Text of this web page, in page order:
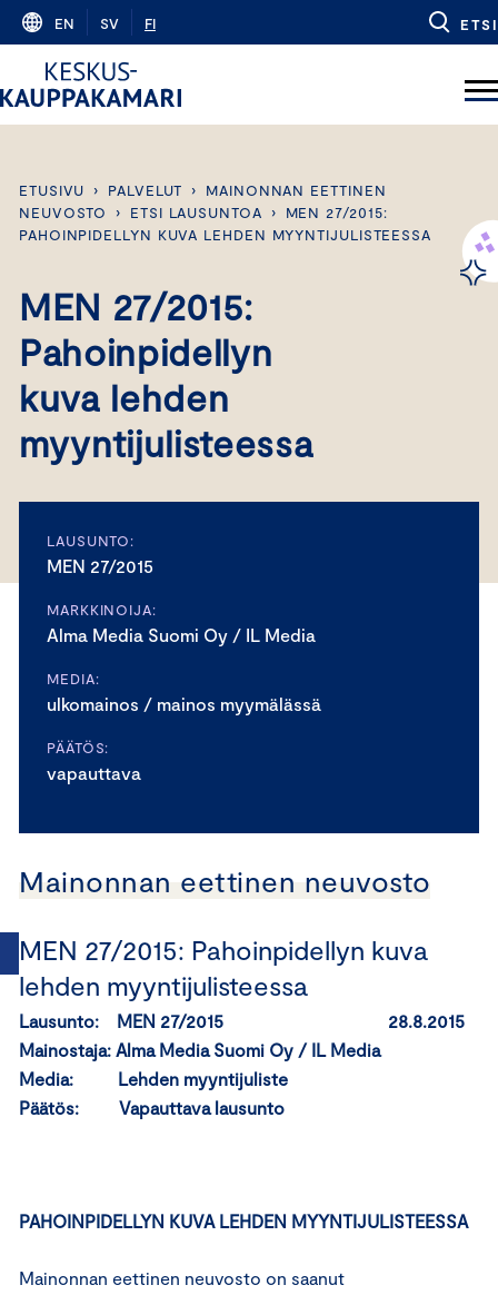
Skip
content
EN SV FI ETSI
ETUSIVU › PALVELUT ›
MAINONNAN EETTINEN
NEUVOSTO
› ETSI LAUSUNTOA ›
MEN 27/2015:
PAHOINPIDELLYN KUVA LEHDEN MYYNTIJULISTEESSA
MEN 27/2015:
Pahoinpidellyn
kuva lehden
myyntijulisteessa
LAUSUNTO:
MEN 27/2015
MARKKINOIJA:
Alma Media Suomi Oy / IL Media
MEDIA:
ulkomainos / mainos myymälässä
PÄÄTÖS:
vapauttava
Mainonnan eettinen neuvosto
MEN 27/2015: Pahoinpidellyn kuva
lehden myyntijulisteessa
Lausunto: MEN 27/2015 28.8.2015
Mainostaja: Alma Media Suomi Oy / IL Media
Media: Lehden myyntijuliste
Päätös: Vapauttava lausunto
PAHOINPIDELLYN KUVA LEHDEN MYYNTIJULISTEESSA
Mainonnan eettinen neuvosto on saanut